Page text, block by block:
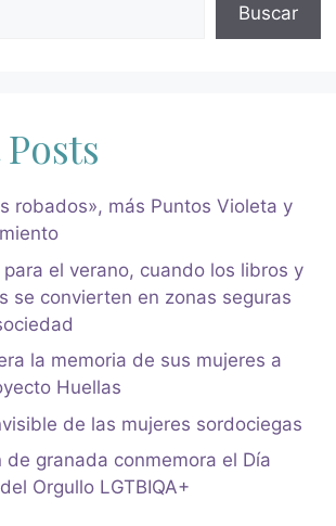
Buscar
robados», más Puntos Violeta y
el verano, cuando los libros y
se convierten en zonas seguras
la memoria de sus mujeres a
Huellas
de las mujeres sordociegas
de granada conmemora el Día
Orgullo LGTBIQA+